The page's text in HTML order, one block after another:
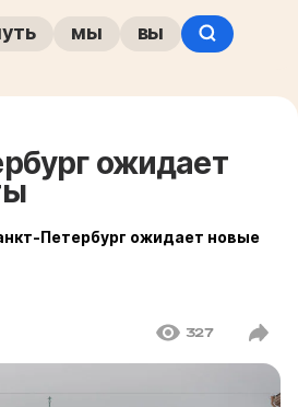
мы вы
ожидает
Петербург ожидает новые
327